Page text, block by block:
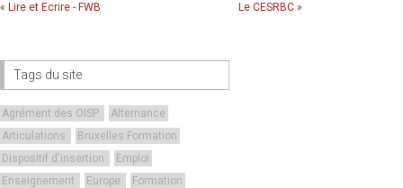
« Lire et Ecrire - FWB Le CESRBC »
Tags du site
Agrément des OISP
Alternance
Articulations
Bruxelles Formation
Dispositif d'insertion
Emploi
Enseignement
Europe
Formation